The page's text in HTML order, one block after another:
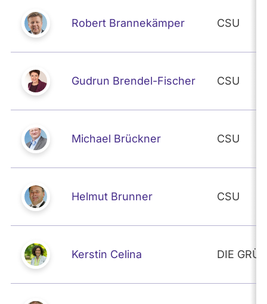
Robert Brannekämper CSU
Gudrun Brendel-Fischer CSU
Michael Brückner CSU
Helmut Brunner CSU
Kerstin Celina DIE